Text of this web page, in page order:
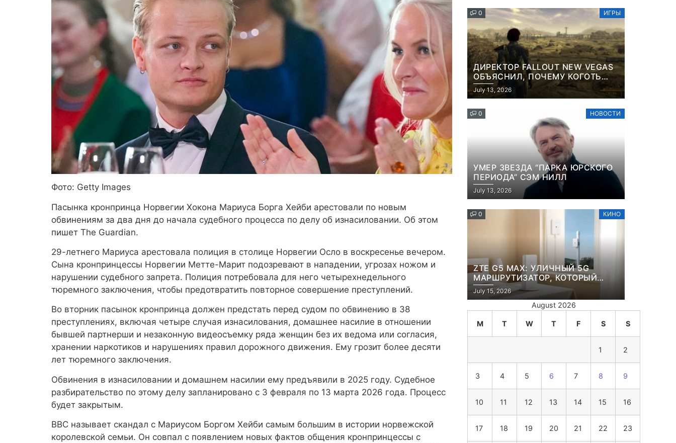
Фото: Getty Images
Пасынка кронпринца Норвегии Хокона Мариуса Борга Хейби арестовали по новым
обвинениям за два дня до начала судебного процесса по делу об изнасиловании. Об этом
пишет The Guardian.
29-летнего Мариуса арестовала полиция в столице Норвегии Осло в воскресенье вечером.
Сына кронпринцессы Норвегии Метте-Марит подозревают в нападении, угрозах ножом и
нарушении судебного запрета. Полиция потребовала для него четырехнедельного
тюремного заключения, чтобы предотвратить повторное совершение преступлений.
Во вторник пасынок кронпринца должен предстать перед судом по обвинению в 38
преступлениях, включая четыре случая изнасилования, домашнее насилие в отношении
бывшей партнерши и незаконную видеосъемку ряда женщин без их ведома или согласия,
хранении наркотиков и нарушениях правил дорожного движения. Ему грозит более десяти
лет тюремного заключения.
Обвинения в изнасиловании и домашнем насилии ему предъявили в 2025 году. Судебное
разбирательство по этому делу запланировано с 3 февраля по 13 марта 2026 года. Процесс
будет закрытым.
ВВС называет скандал с Мариусом Боргом Хейби самым большим в истории норвежской
королевской семьи. Он совпал с появлением новых фактов общения кронпринцессы с
0 ИГРЫ
ДИРЕКТОР FALLOUT NEW VEGAS
ОБЪЯСНИЛ, ПОЧЕМУ КОГОТЬ
СМЕРТИ У КАРЬЕРА НАМЕРЕННО
СНОСИТ ВАМ ГОЛОВУ
July 13, 2026
0 НОВОСТИ
УМЕР ЗВЕЗДА “ПАРКА ЮРСКОГО
ПЕРИОДА” СЭМ НИЛЛ
July 13, 2026
0 КИНО
ZTE G5 MAX: УЛИЧНЫЙ 5G
МАРШРУТИЗАТОР, КОТОРЫЙ
ПЕРЕЖИВЕТ И ЛЮТУЮ ЗИМУ, И
ЖАРКОЕ ЛЕТО
July 15, 2026
August 2026
M T W T F S S
1 2
3 4 5 6 7 8 9
10 11 12 13 14 15 16
17 18 19 20 21 22 23